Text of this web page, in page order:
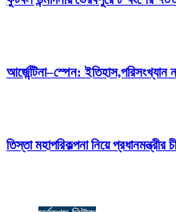
আর্জেন্টিনা–স্পেন:
তিস্তা মহাপরিকল্পনা নিয়ে